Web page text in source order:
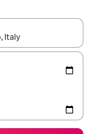
zijn, maak je een keuze